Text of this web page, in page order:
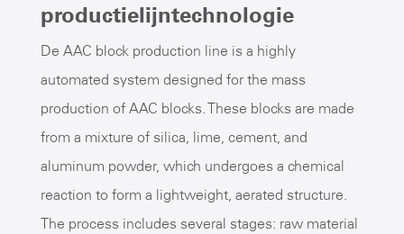
productielijntechnologie
De AAC block production line is a highly
automated system designed for the mass
production of AAC blocks. These blocks are made
from a mixture of silica, lime, cement, and
aluminum powder, which undergoes a chemical
reaction to form a lightweight, aerated structure.
The process includes several stages: raw material